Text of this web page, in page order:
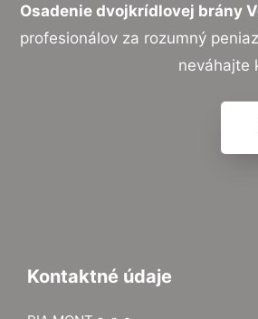
Osadenie dvojkrídlovej brány
profesionálov za rozumný
neváhajte
Kontaktné údaje